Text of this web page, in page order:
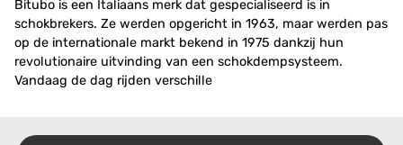
Bitubo is een Italiaans merk dat gespecialiseerd is in
schokbrekers. Ze werden opgericht in 1963, maar werden pas
op de internationale markt bekend in 1975 dankzij hun
revolutionaire uitvinding van een schokdempsysteem.
Vandaag de dag rijden verschille